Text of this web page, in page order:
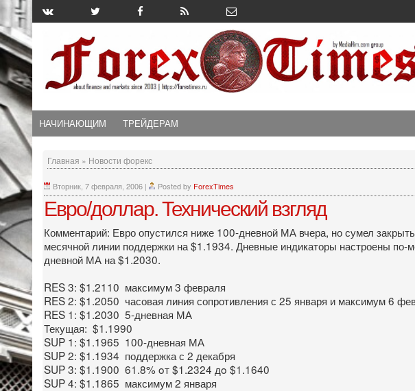
НАЧИНАЮЩИМ ТРЕЙДЕРАМ
Главная » Новости форекс
Вторник, 7 февраля, 2006 | Posted by ForexTimes
Евро/доллар. Технический взгляд
Комментарий: Евро опустился ниже 100-дневной МА вчера, но сумел
месячной линии поддержки на $1.1934. Дневные индикаторы настроены по-
дневной МА на $1.2030.
RES 3: $1.2110 максимум 3 февраля
RES 2: $1.2050 часовая линия сопротивления с 25 января и максимум 6
RES 1: $1.2030 5-дневная МА
Текущая: $1.1990
SUP 1: $1.1965 100-дневная МА
SUP 2: $1.1934 поддержка с 2 декабря
SUP 3: $1.1900 61.8% oт $1.2324 дo $1.1640
SUP 4: $1.1865 максимум 2 января